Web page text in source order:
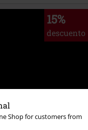
Shop for customers from
15%
descuento
de EMP y acepto que
procese mis datos
personalizada y regular